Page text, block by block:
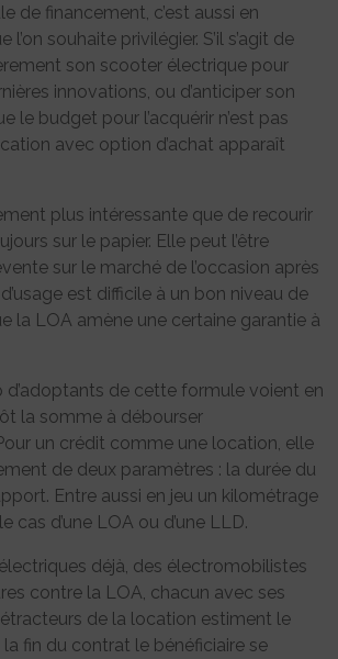
de financement, c’est aussi en
souhaite privilégier. S’il s’agit de
son scooter électrique pour
innovations, ou d’anticiper son
le budget pour l’acquérir n’est pas
avec option d’achat apparaît
plus intéressante que de recourir
sur le papier. Elle peut l’être
sur le marché de l’occasion après
est difficile à un bon niveau de
la LOA amène une certaine garantie à
d’adoptants de cette formule voient en
la somme à débourser
un crédit comme une location, elle
de deux paramètres : la durée du
Entre aussi en jeu un kilométrage
cas d’une LOA ou d’une LLD.
déjà, des électromobilistes
contre la LOA, chacun avec ses
de la location estiment le
la fin du contrat le bénéficiaire se